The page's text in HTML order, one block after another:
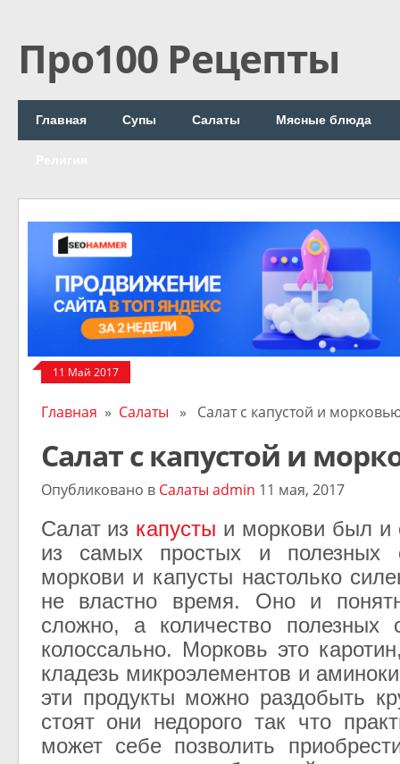
Про100 Рецепты
Главная Супы Салаты Мясные блюда
11 Май 2017
Главная » Салаты » Салат с капустой и
Салат с капустой и
Опубликовано в Салаты admin 11 мая, 2017
Салат из капусты и моркови был и
из самых простых и полезных
моркови и капусты настолько
не властно время. Оно и
сложно, а количество полезных
колоссально. Морковь это
кладезь микроэлементов и
эти продукты можно раздобыть
стоят они недорого так что
может себе позволить